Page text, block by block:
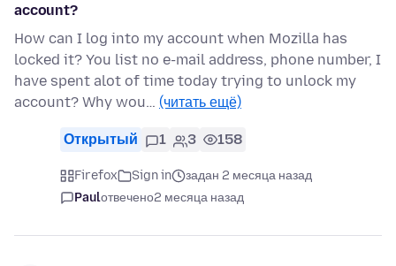
account?
How can I log into my account when Mozilla has
locked it? You list no e-mail address, phone number, I
have spent alot of time today trying to unlock my
account? Why wou… (читать ещё)
Открытый 1 3 158
Firefox Sign in
задан 2 месяца назад
Paulотвечено2 месяца назад